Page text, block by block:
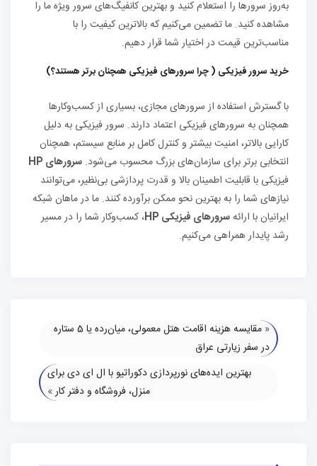
به‌روز سرورها را استعلام کنید و بهترین کانفیگ‌های سرور ویژه ما را
مشاهده کنید. ما تضمین می‌کنیم که بالاترین کیفیت را با
مناسب‌ترین قیمت در اختیار شما قرار دهیم.
خرید سرور فیزیکی ( چرا سرورهای فیزیکی همچنان برتر هستند؟)
با گسترش استفاده از سرورهای مجازی، بسیاری از کسب‌وکارها
همچنان به سرورهای فیزیکی اعتماد دارند. سرور فیزیکی به دلیل
کارایی بالاتر، امنیت بیشتر و کنترل کامل بر منابع سیستم، همچنان
انتخابی برتر برای سازمان‌های بزرگ محسوب می‌شود. سرورهای HP
فیزیکی با قابلیت اطمینان بالا و قدرت پردازشی بی‌نظیر، می‌توانند
نیازهای شما را به بهترین نحو ممکن برآورده کنند. ما در ماهان شبکه
ایرانیان با ارائهسرورهای فیزیکی HP
، کسب‌وکار شما را در مسیر
رشد پایدار همراهی می‌کنیم.
«
مقایسه هزینه اقامت هتل معمولی، میان‌رده یا 5 ستاره
در سفر زیارتی عراق
بهترین ایده‌های نورپردازی دکوراتیو با ال ای دی برای
منزل، فروشگاه و دفتر کار»